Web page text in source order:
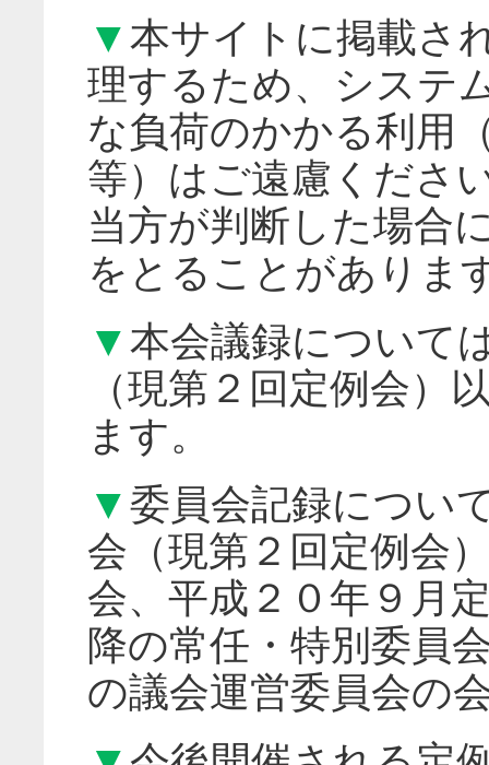
▼本サイトに掲載さ
理するため、システ
な負荷のかかる利用
等）はご遠慮くださ
当方が判断した場合
をとることがありま
▼本会議録について
（現第２回定例会）
ます。
▼委員会記録につい
会（現第２回定例会
会、平成２０年９月
降の常任・特別委員
の議会運営委員会の